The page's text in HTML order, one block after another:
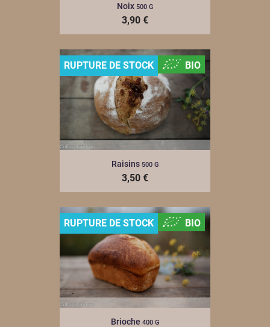
Noix 500 G
3,90 €
Raisins 500 G
3,50 €
RUPTURE DE STOCK BIO
Brioche 400 G
RUPTURE DE STOCK BIO